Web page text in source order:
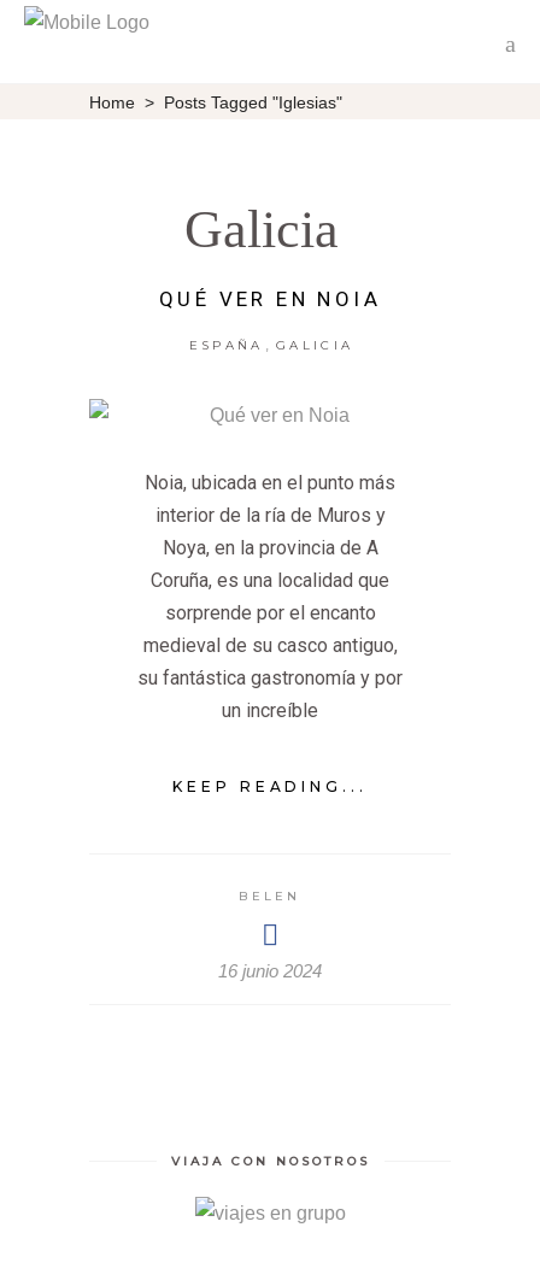
Home > Posts Tagged "iglesias"
Galicia
QUÉ VER EN NOIA
ESPAÑA , GALICIA
Noia, ubicada en el punto más
interior de la ría de Muros y
Noya, en la provincia de A
Coruña, es una localidad que
sorprende por el encanto
medieval de su casco antiguo,
su fantástica gastronomía y por
un increíble
KEEP READING...
BELEN
16 junio 2024
VIAJA CON NOSOTROS